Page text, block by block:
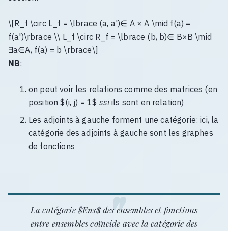
\[R_f \circ L_f = \lbrace (a, a')∈ A × A \mid f(a) =
f(a')\rbrace \\ L_f \circ R_f = \lbrace (b, b)∈ B×B \mid
∃a∈A, f(a) = b \rbrace\]
NB:
on peut voir les relations comme des matrices (en
position $(i, j) = 1$ ssiils sont en relation)
Les adjoints à gauche forment une catégorie: ici, la
catégorie des adjoints à gauche sont les graphes
de fonctions
La catégorie $Ens$ des ensembles et fonctions
entre ensembles coïncide avec la catégorie des